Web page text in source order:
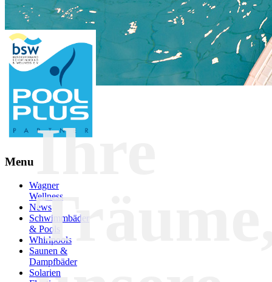
Ihre
Menu
Wagner
Wellness
News
Schwimmbäder
& Pools
Whirlpools
Saunen &
Dampfbäder
Solarien